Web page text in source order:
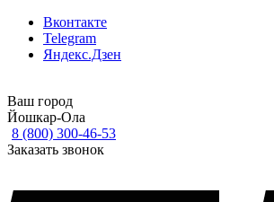
Вконтакте
Telegram
Яндекс.Дзен
Ваш город
Йошкар-Ола
8 (800) 300-46-53
Заказать звонок